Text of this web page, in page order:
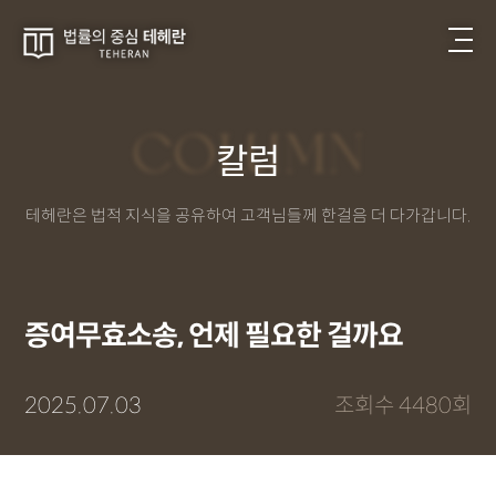
COLUMN
칼럼
테헤란은 법적 지식을 공유하여 고객님들께 한걸음 더 다가갑니다.
증여무효소송, 언제 필요한 걸까요
2025.07.03 조회수 4480회